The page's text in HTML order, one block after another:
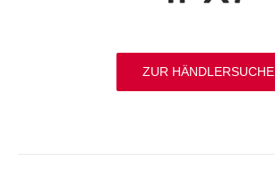
ZUR HÄNDLERSUCHE